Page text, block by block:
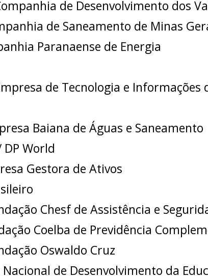
de Desenvolvimento dos
de Saneamento de Minas
Paranaense de Energia
de Tecnologia e Informações
Baiana de Águas e Saneamento
DP World
Gestora de Ativos
Chesf de Assistência e
Coelba de Previdência
Oswaldo Cruz
Nacional de Desenvolvimento da